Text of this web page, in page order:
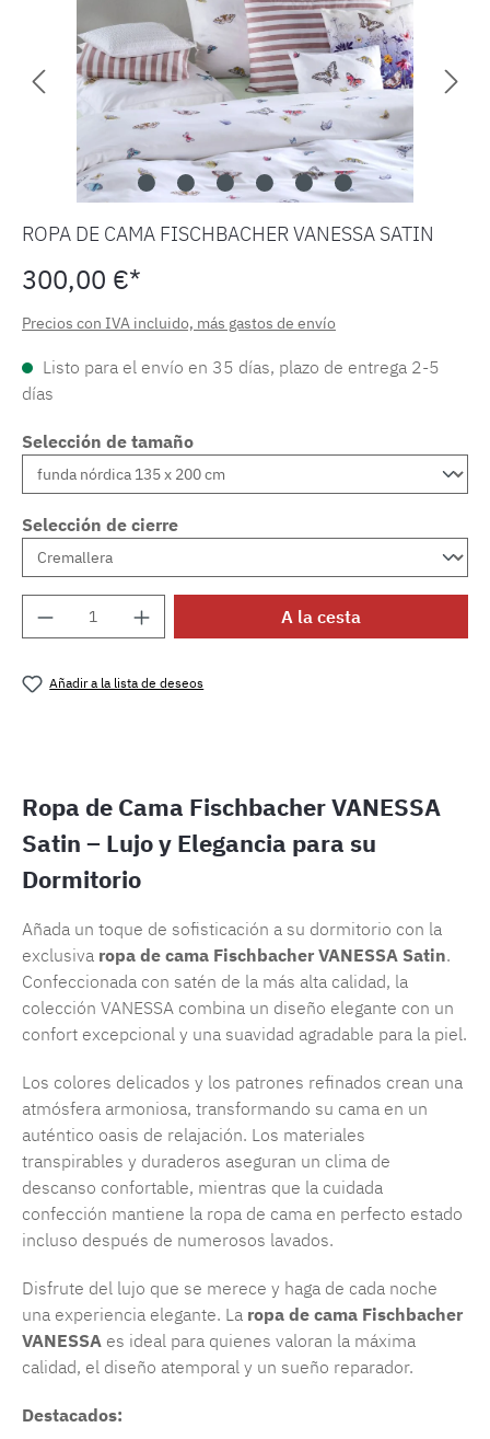
ROPA DE CAMA FISCHBACHER VANESSA SATIN
300,00 €*
Precios con IVA incluido, más gastos de envío
Listo para el envío en 35 días, plazo de entrega 2-5
días
Selección de tamaño
Selección de cierre
Cantidad del producto: introduce la
A la cesta
Añadir a la lista de deseos
Ropa de Cama Fischbacher VANESSA
Satin – Lujo y Elegancia para su
Dormitorio
Añada un toque de sofisticación a su dormitorio con la
exclusiva ropa de cama Fischbacher VANESSA Satin.
Confeccionada con satén de la más alta calidad, la
colección VANESSA combina un diseño elegante con un
confort excepcional y una suavidad agradable para la piel.
Los colores delicados y los patrones refinados crean una
atmósfera armoniosa, transformando su cama en un
auténtico oasis de relajación. Los materiales
transpirables y duraderos aseguran un clima de
descanso confortable, mientras que la cuidada
confección mantiene la ropa de cama en perfecto estado
incluso después de numerosos lavados.
Disfrute del lujo que se merece y haga de cada noche
una experiencia elegante. La ropa de cama Fischbacher
VANESSA es ideal para quienes valoran la máxima
calidad, el diseño atemporal y un sueño reparador.
Destacados: